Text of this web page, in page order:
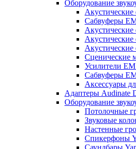
Оборудование
Сабвуферы
Сценические
Усилители
Сабвуферы
Аксессуары
Адаптеры Audinate
Оборудование
Потолочные
Звуковые
Настенные
Спикерфоны
Саундбары